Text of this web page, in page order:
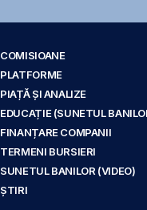
COMISIOANE
PLATFORME
PIAȚĂ ȘI ANALIZE
EDUCAȚIE (SUNETUL
FINANȚARE COMPANII
TERMENI BURSIERI
SUNETUL BANILOR (VIDEO)
ȘTIRI